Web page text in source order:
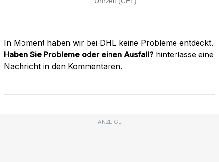
In Moment haben wir bei DHL keine Probleme entdeckt.
Haben Sie Probleme oder einen Ausfall? hinterlasse eine
Nachricht in den Kommentaren.
ANZEIGE